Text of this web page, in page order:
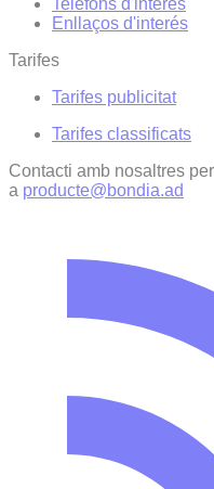
Telèfons d'interès
Enllaços d'interés
Tarifes
Tarifes publicitat
Tarifes classificats
Contacti amb nosaltres
a producte@bondia.ad